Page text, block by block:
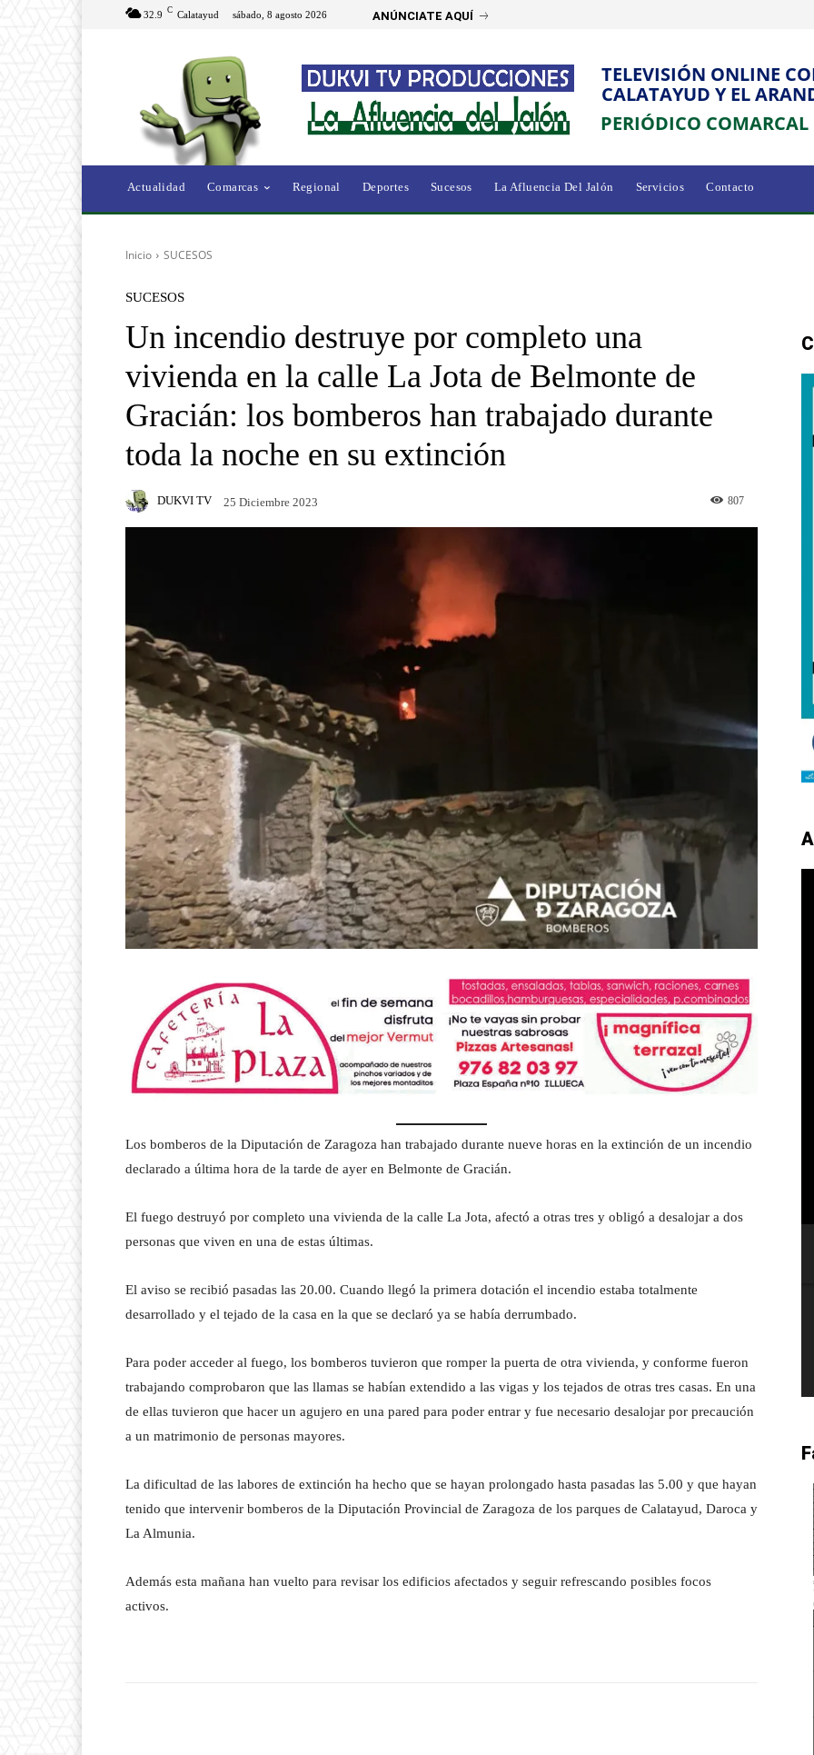
32.9 C Calatayud sábado, 8 agosto 2026 ANÚNCIATE AQUÍ
TELEVISIÓN ONLINE
CALATAYUD Y EL
PERIÓDICO
Actualidad Comarcas Regional Deportes Sucesos La Afluencia Del Jalón Servicios Contacto
Inicio SUCESOS
SUCESOS
Un incendio destruye por completo una
vivienda en la calle La Jota de Belmonte de
Gracián: los bomberos han trabajado durante
toda la noche en su extinción
DUKVI TV 25 Diciembre 2023 807
Los bomberos de la Diputación de Zaragoza han trabajado durante nueve horas en la extinción de un incendio
declarado a última hora de la tarde de ayer en Belmonte de Gracián.
El fuego destruyó por completo una vivienda de la calle La Jota, afectó a otras tres y obligó a desalojar a dos
personas que viven en una de estas últimas.
El aviso se recibió pasadas las 20.00. Cuando llegó la primera dotación el incendio estaba totalmente
desarrollado y el tejado de la casa en la que se declaró ya se había derrumbado.
Para poder acceder al fuego, los bomberos tuvieron que romper la puerta de otra vivienda, y conforme fueron
trabajando comprobaron que las llamas se habían extendido a las vigas y los tejados de otras tres casas. En una
de ellas tuvieron que hacer un agujero en una pared para poder entrar y fue necesario desalojar por precaución
a un matrimonio de personas mayores.
La dificultad de las labores de extinción ha hecho que se hayan prolongado hasta pasadas las 5.00 y que hayan
tenido que intervenir bomberos de la Diputación Provincial de Zaragoza de los parques de Calatayud, Daroca y
La Almunia.
Además esta mañana han vuelto para revisar los edificios afectados y seguir refrescando posibles focos
activos.